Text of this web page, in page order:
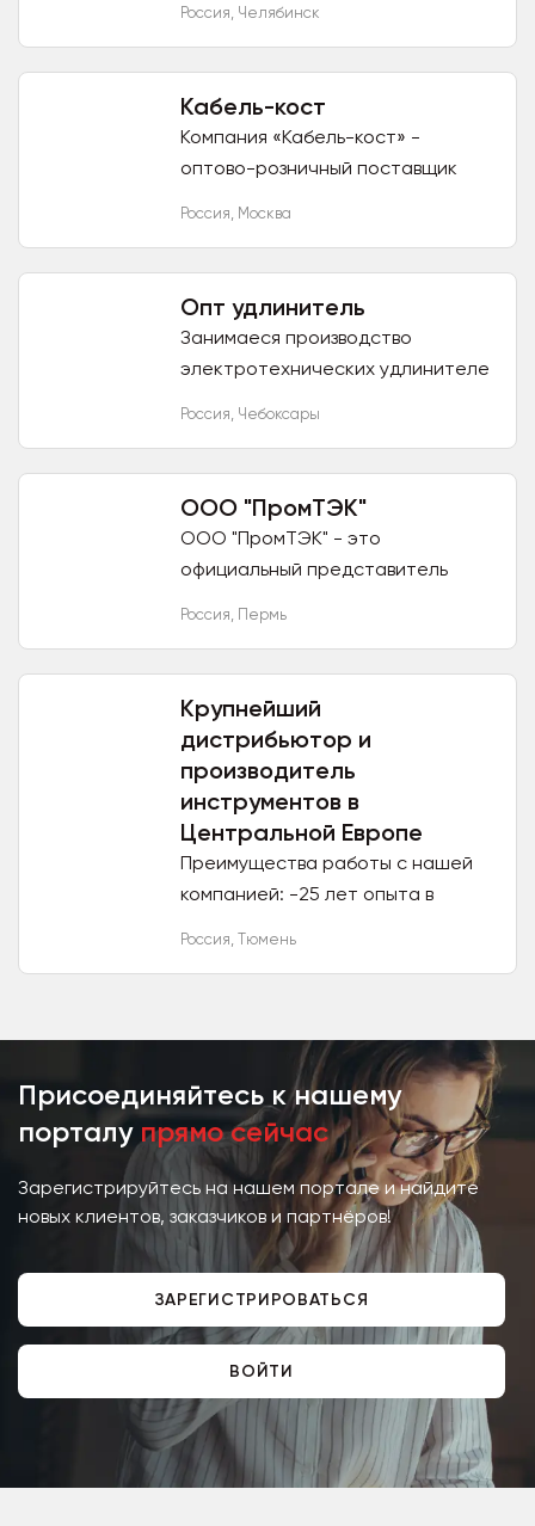
Россия, Челябинск
Кабель-кост
Компания «Кабель-кост» -
оптово-розничный поставщик
Россия, Москва
Опт удлинитель
Занимаеся производство
электротехнических удлинителе
индивидуальным потребностям
Россия, Чебоксары
ООО "ПромТЭК"
ООО "ПромТЭК" - это
официальный представитель
производителей в различных
компании...
Россия, Пермь
Крупнейший
дистрибьютор и
производитель
инструментов в
Центральной Европе
Преимущества работы с нашей
компанией: -25 лет опыта в
Россия, Тюмень
Присоединяйтесь к нашему
порталу прямо сейчас
Зарегистрируйтесь на нашем портале и найдите
новых клиентов, заказчиков и партнёров!
ЗАРЕГИСТРИРОВАТЬСЯ
ВОЙТИ